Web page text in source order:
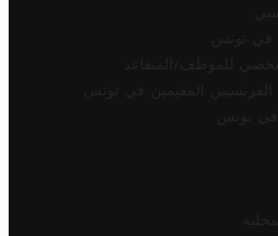
في تونس
للموظف/المتقاعد
المقيمين في تونس
في تونس